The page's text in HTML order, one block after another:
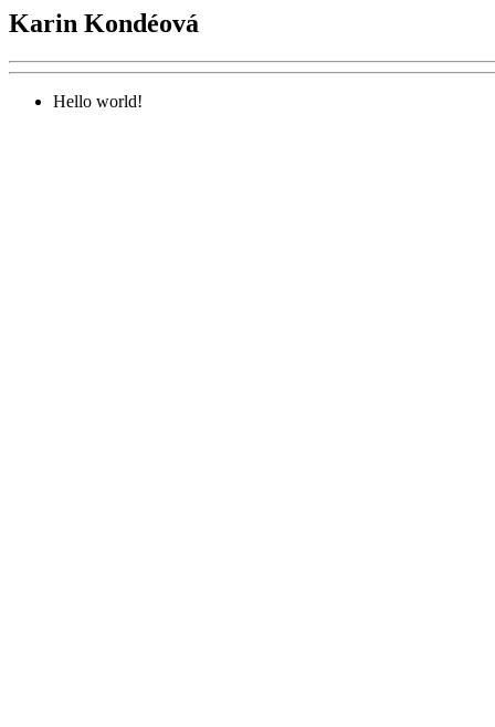
Karin Kondéová
Hello world!